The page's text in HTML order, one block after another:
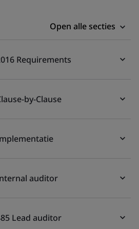
Open alle secties
Requirements
by-Clause
auditor
Lead auditor